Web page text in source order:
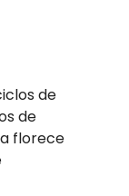
de
de
florece